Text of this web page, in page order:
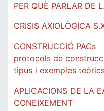
PER QUÈ PARLAR DE
CRISIS AXIOLÒGICA
CONSTRUCCIÓ PACs
protocols de
tipus i exemples
APLICACIONS DE LA
CONEIXEMENT